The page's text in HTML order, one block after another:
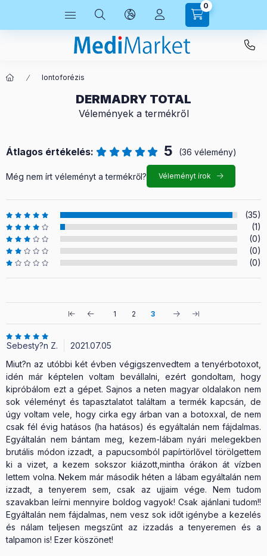
0
Iontoforézis
DERMADRY TOTAL
Vélemények a termékről
Átlagos értékelés: 5 (36 vélemény)
Még nem írt véleményt a termékről? Véleményt írok
(35)
(1)
(0)
(0)
(0)
1 2 3
Sebesty?n Z.
2021.07.05
Miut?n az utóbbi két évben végigszenvedtem a tenyérbotoxot,
idén már képtelen voltam bevállalni, ezért gondoltam, hogy
kipróbálom ezt a gépet. Sajnos a neten magyar oldalakon nem
sok véleményt és tapasztalatot találtam a termék kapcsán, de
úgy voltam vele, hogy cirka egy árban van a botoxxal, de nem
csak fél évig hatásos (ha hatásos) és egyáltalán nem fájdalmas.
Egyáltalán nem bántam meg, kezem-lábam nyári melegekben
brutális módon izzadt, a papucsomból papírtörlővel törölgettem
ki a vizet, a kezem sokszor kiázott,mintha órákon át vízben
lettem volna. Nekem már második héten a lábam egyáltalán nem
izzadt, a tenyerem sem, csak az ujjaim vége. Nem tudom
szavakban leírni mennyire boldog vagyok! Csak ajánlani tudom!!
Egyáltalán nem fájdalmas, nem vesz sok időt igénybe a kezelés
és nálam teljesen megszűnt az izzadás a tenyeremen és a
talpamon is! Ezer köszönet!